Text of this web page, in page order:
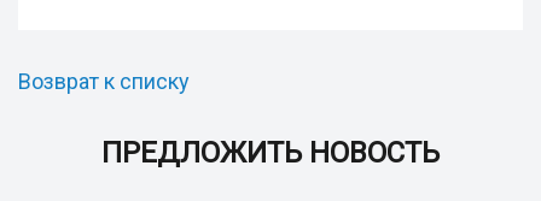
Возврат к списку
ПРЕДЛОЖИТЬ НОВОСТЬ